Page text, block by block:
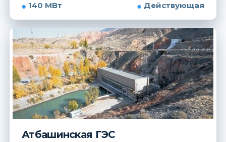
140 МВт Действующая
Атбашинская ГЭС